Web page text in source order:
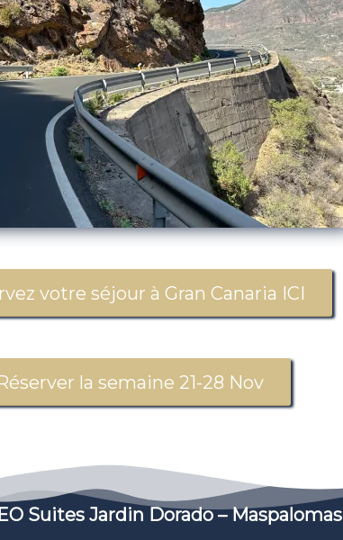
votre séjour à Gran Canaria ICI
la semaine 21-28 Nov
Suites Jardin Dorado – Maspalomas